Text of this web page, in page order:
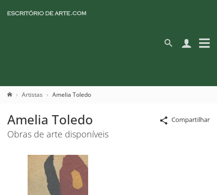
Artistas Amelia Toledo
Compartilhar
Amelia Toledo
Obras de arte disponíveis